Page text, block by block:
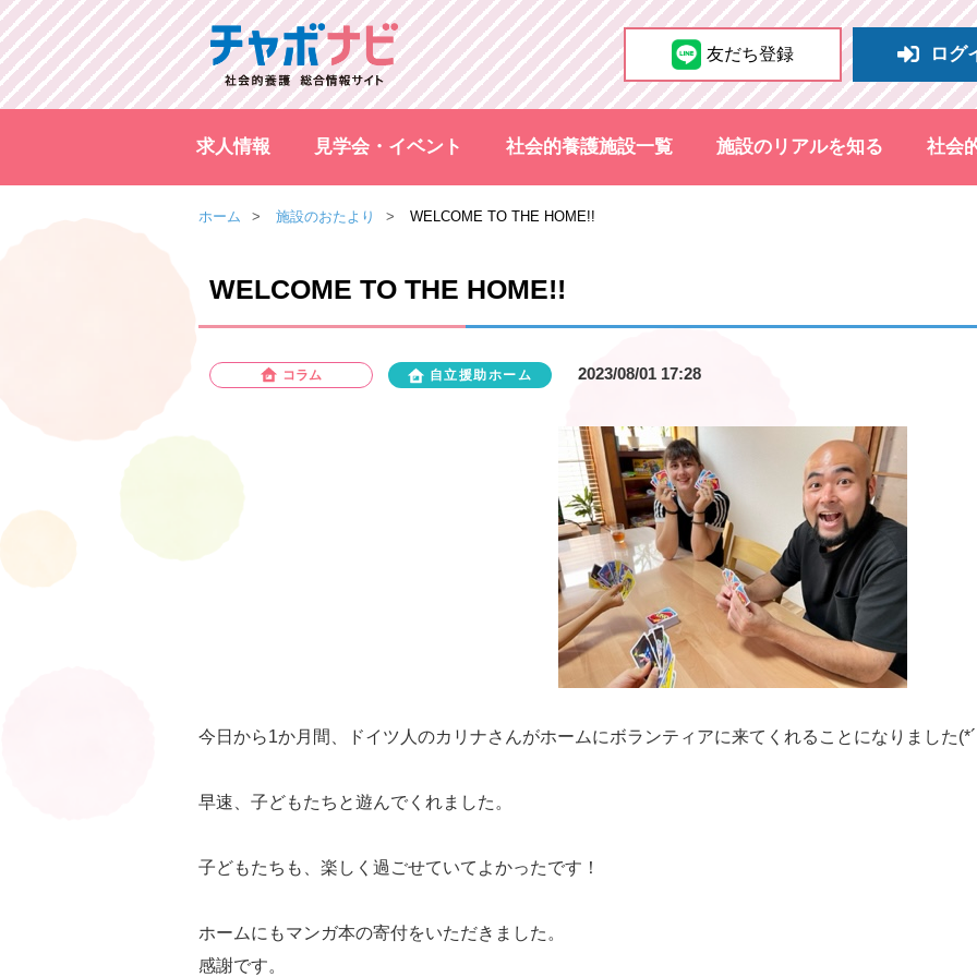
友だち登録 ログ
求人情報 見学会・イベント 社会的養護施設一覧 施設のリアルを知る 社会
ホーム 施設のおたより WELCOME TO THE HOME!!
WELCOME TO THE HOME!!
コラム 自立援助ホーム 2023/08/01 17:28
今日から1か月間、ドイツ人のカリナさんがホームにボランティアに来てくれることになりました
早速、子どもたちと遊んでくれました。
子どもたちも、楽しく過ごせていてよかったです！
ホームにもマンガ本の寄付をいただきました。
感謝です。